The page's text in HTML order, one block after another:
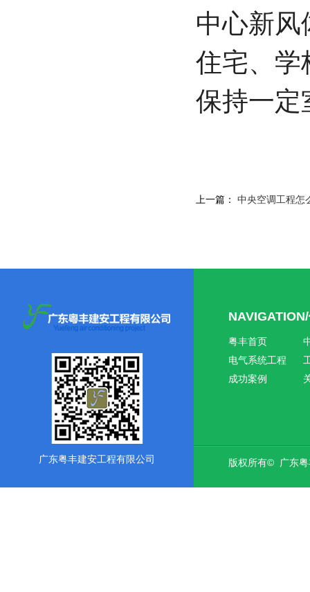
中心新风
住宅、学
保持一定
上一篇： 中央空调工程怎
广东粤丰建安工程有限公司
粤丰首页
电气系统工程
成功案例
版权所有© 广东